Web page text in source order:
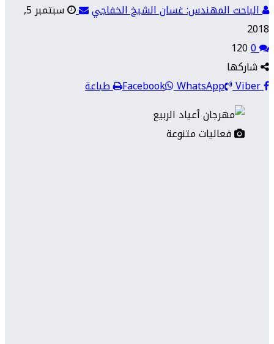
الباحث المهندس: غسان الشيخ الخفاجي
سبتمبر 5,
2018
0
شاركها
Facebook
WhatsApp Viber طباعة
فعاليات متنوعة